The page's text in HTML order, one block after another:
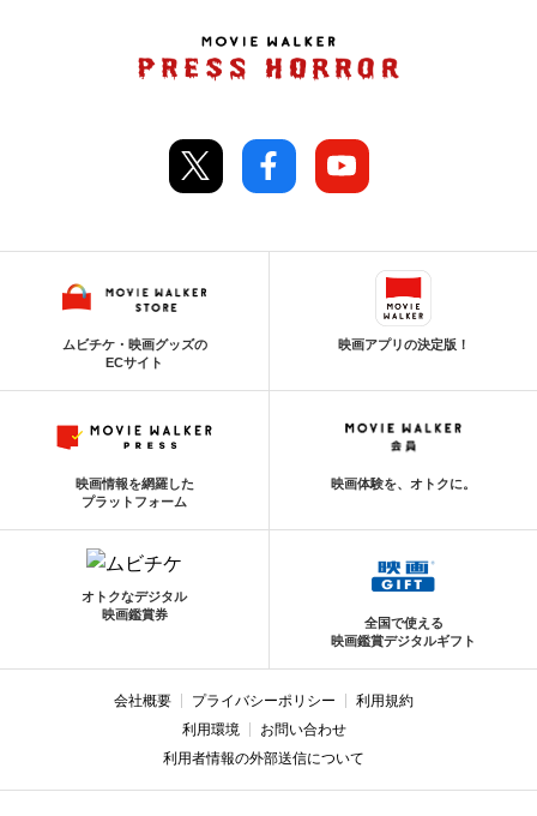
ムビチケ・映画グッズの
ECサイト
映画アプリの決定版！
映画情報を網羅した
プラットフォーム
映画体験を、オトクに。
オトクなデジタル
映画鑑賞券
全国で使える
映画鑑賞デジタルギフト
会社概要 プライバシーポリシー
利用規約
利用環境
お問い合わせ
利用者情報の外部送信について